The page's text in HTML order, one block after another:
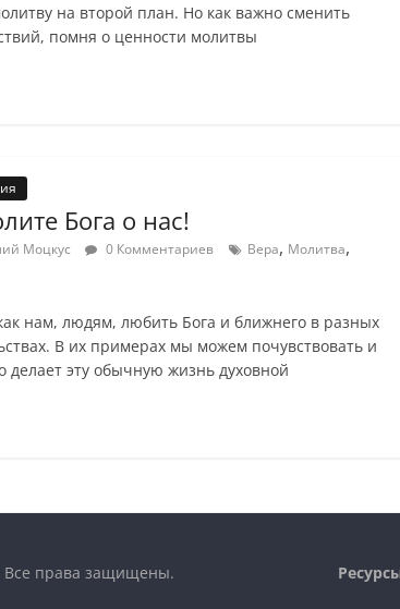
на второй план. Но как важно сменить
помня о ценности молитвы
Бога о нас!
Моцкус 0 Комментариев Вера, Молитва,
нам, людям, любить Бога и ближнего в разных
В их примерах мы можем почувствовать и
делает эту обычную жизнь духовной
Все права защищены.